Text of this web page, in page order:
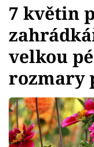
Témata
Bydlení
Zahrada
Design
7 květin
velkou
rozmary